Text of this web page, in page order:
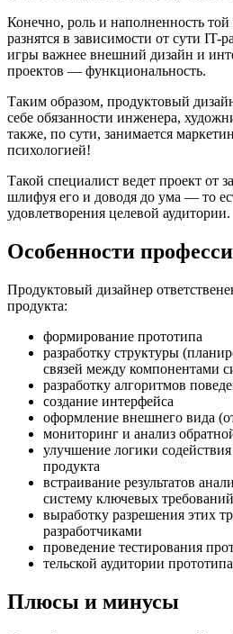
Конечно, роль и наполненность
разнятся в зависимости от сути IT-
игры важнее внешний дизайн и
проектов — функциональность.
Таким образом, продуктовый
себе обязанности инженера,
также, по сути, занимается
психологией!
Такой специалист ведет проект от
шлифуя его и доводя до ума — то
удовлетворения целевой аудитории.
Особенности
Продуктовый дизайнер
продукта:
формирование прототипа
разработку структуры
связей между компонентами
разработку алгоритмов
создание интерфейса
оформление внешнего вида
мониторинг и анализ
улучшение логики
продукта
встраивание результатов
систему ключевых
выработку разрешения этих
разработчиками
проведение тестирования
тельской аудитории
Плюсы и минусы